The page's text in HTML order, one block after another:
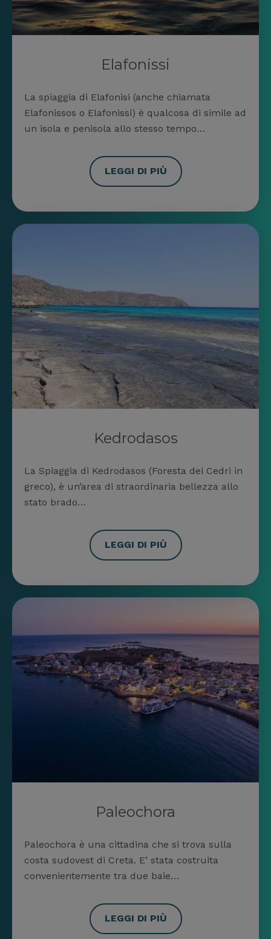
Elafonissi
La spiaggia di Elafonisi (anche chiamata
Elafonissos o Elafonissi) è qualcosa di simile ad
un isola e penisola allo stesso tempo…
LEGGI DI PIÙ
Kedrodasos
La Spiaggia di Kedrodasos (Foresta dei Cedri in
greco), è un’area di straordinaria bellezza allo
stato brado…
LEGGI DI PIÙ
Paleochora
Paleochora è una cittadina che si trova sulla
costa sudovest di Creta. E’ stata costruita
convenientemente tra due baie…
LEGGI DI PIÙ